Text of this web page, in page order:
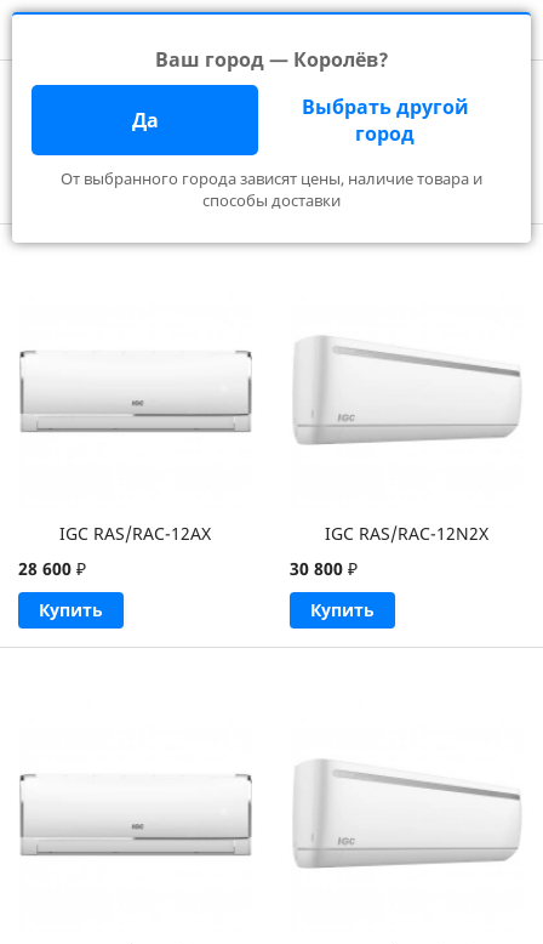
Ваш город — Королёв?
Да
Выбрать другой
город
От выбранного города зависят цены, наличие товара и
способы доставки
Производители Quattroclima
IGC в Королёве
Фильтр
IGC RAS/RAC-12AX
28 600 ₽
Купить
IGC RAS/RAC-12N2X
30 800₽
Купить